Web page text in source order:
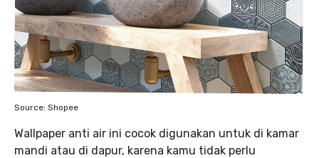
Source: Shopee
Wallpaper anti air ini cocok digunakan untuk di kamar
mandi atau di dapur, karena kamu tidak perlu